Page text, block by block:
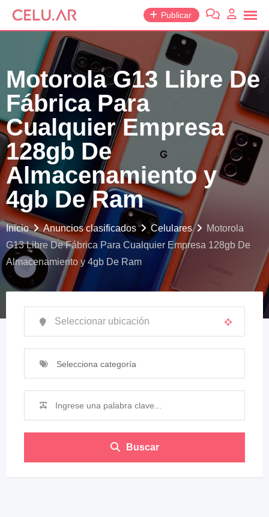
saltar
Publicar
Motorola G13 Libre De
Fábrica Para
Cualquier Empresa
128gb De
Almacenamiento y
4gb De Ram
Inicio Anuncios clasificados Celulares
Motorola
G13 Libre De Fábrica Para Cualquier Empresa 128gb De
Almacenamiento y 4gb De Ram
Selecciona categoría
Buscar